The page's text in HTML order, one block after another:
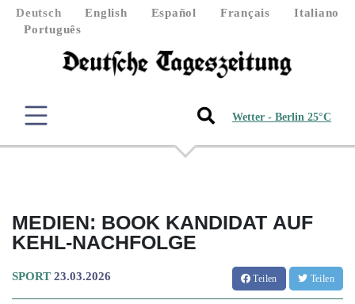
Deutsch English Español Français
Italiano
Português
Wetter - Berlin 25°C
MEDIEN: BOOK KANDIDAT AUF
KEHL-NACHFOLGE
SPORT 23.03.2026 Teilen Teilen